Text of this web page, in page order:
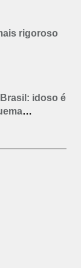
rigoroso
idoso é